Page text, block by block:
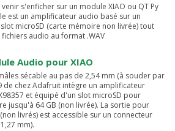
s'enficher sur un module XIAO ou QT Py
est un amplificateur audio basé sur un
microSD (carte mémoire non livrée) tout
audio au format .WAV
Audio pour XIAO
sécable au pas de 2,54 mm (à souder par
de chez Adafruit intègre un amplificateur
et équipé d'un slot microSD pour
jusqu'à 64 GB (non livrée). La sortie pour
livrés) est accessible sur un connecteur
mm).